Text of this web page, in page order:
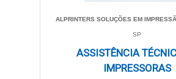
ALPRINTERS SOLUÇÕES EM
SP
ASSISTÊNCIA
IMPRESSORAS